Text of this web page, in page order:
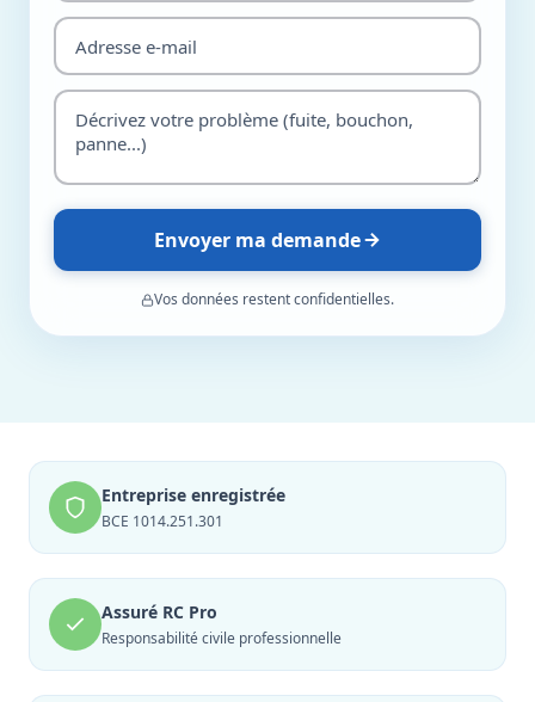
Envoyer ma demande
Vos données restent confidentielles.
Entreprise enregistrée
BCE 1014.251.301
Assuré RC Pro
Responsabilité civile professionnelle